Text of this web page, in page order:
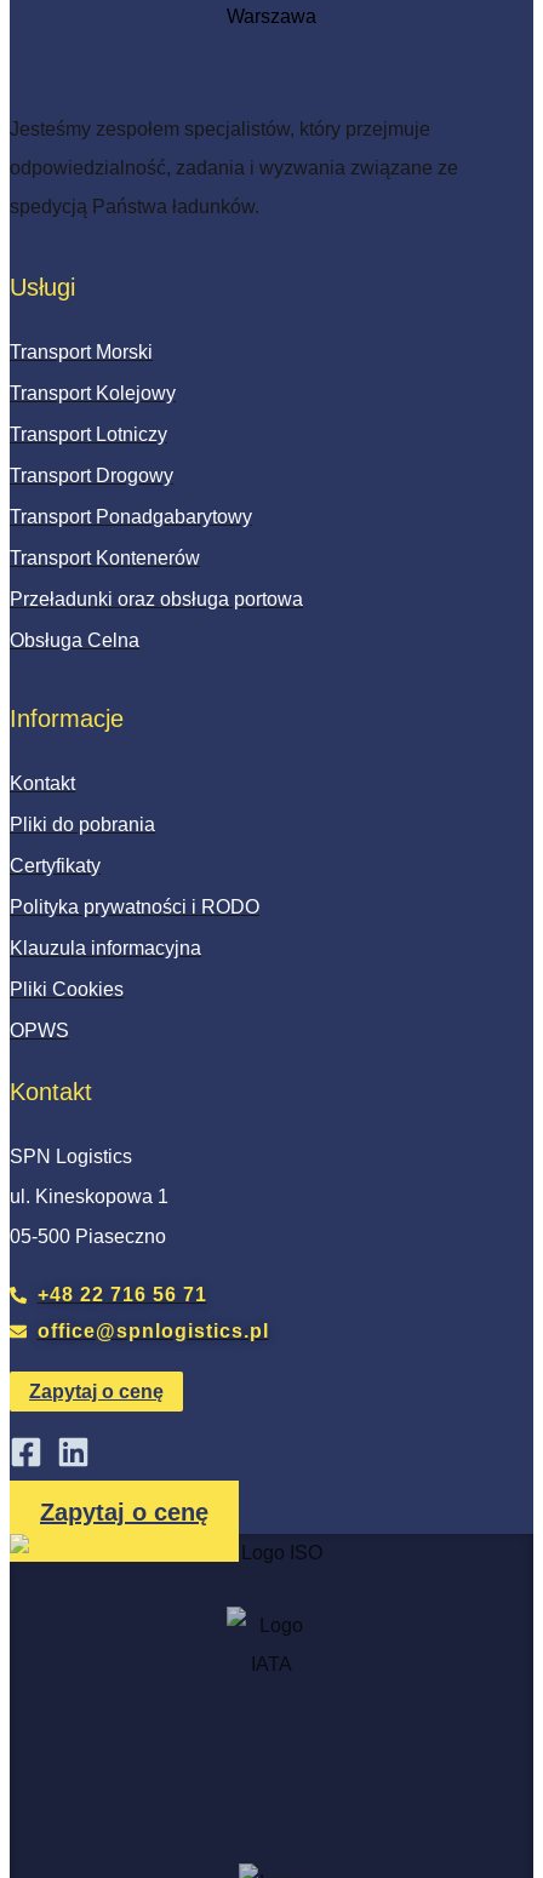
Jesteśmy zespołem specjalistów, który przejmuje
odpowiedzialność, zadania i wyzwania związane ze
spedycją Państwa ładunków.
Usługi
Transport Morski
Transport Kolejowy
Transport Lotniczy
Transport Drogowy
Transport Ponadgabarytowy
Transport Kontenerów
Przeładunki oraz obsługa portowa
Obsługa Celna
Informacje
Kontakt
Pliki do pobrania
Certyfikaty
Polityka prywatności i RODO
Klauzula informacyjna
Pliki Cookies
OPWS
Kontakt
SPN Logistics
ul. Kineskopowa 1
05-500 Piaseczno
+48 22 716 56 71
office@spnlogistics.pl
Zapytaj o cenę
Zapytaj o cenę